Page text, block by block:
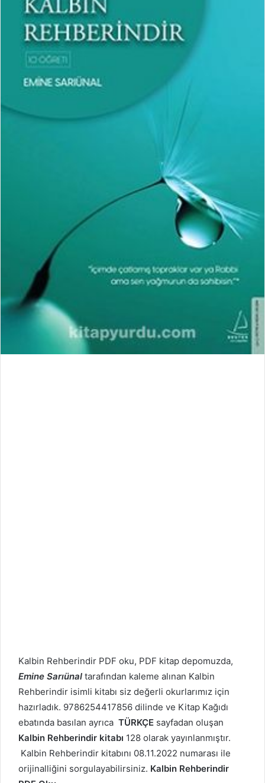
Kalbin Rehberindir PDF oku, PDF kitap depomuzda,
Emine Sarıünal tarafından kaleme alınan Kalbin
Rehberindir isimli kitabı siz değerli okurlarımız için
hazırladık. 9786254417856 dilinde ve Kitap Kağıdı
ebatında basılan ayrıca TÜRKÇE sayfadan oluşan
Kalbin Rehberindir kitabı 128 olarak yayınlanmıştır.
Kalbin Rehberindir kitabını 08.11.2022 numarası ile
orijinalliğini sorgulayabilirsiniz. Kalbin Rehberindir